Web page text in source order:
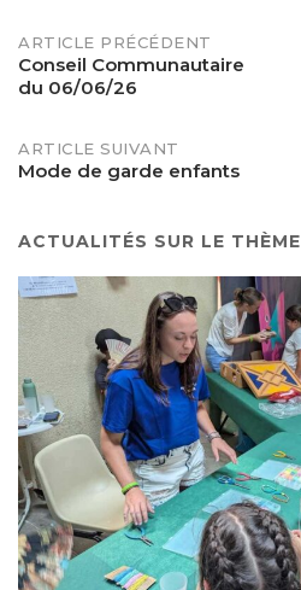
POST
NAVIGATION
ARTICLE PRÉCÉDENT
Conseil Communautaire
du 06/06/26
ARTICLE SUIVANT
Mode de garde enfants
ACTUALITÉS SUR LE THÈME